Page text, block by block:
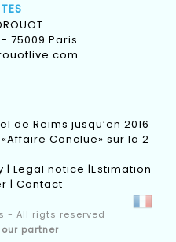
75009 Paris
de Reims jusqu’en 2016
Conclue» sur la 2
| Legal notice |Estimation
| Contact
- All rigts reserved
partner